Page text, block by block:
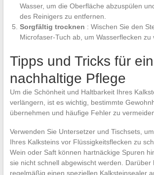
Wasser, um die Oberfläche abzuspülen
des Reinigers zu entfernen.
Sorgfältig trocknen : Wischen Sie den
Microfaser-Tuch ab, um Wasserflecken zu
Tipps und Tricks für
nachhaltige Pflege
Um die Schönheit und Haltbarkeit Ihres
verlängern, ist es wichtig, bestimmte
übernehmen und häufige Fehler zu
Verwenden Sie Untersetzer und Tischsets,
Ihres Kalksteins vor Flüssigkeitsflecken zu
Wein oder Saft können hartnäckige Spuren
sie nicht schnell abgewischt werden. Darüber
regelmäßig einen speziellen Kalksteinsealer